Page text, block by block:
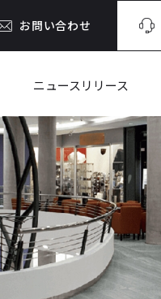
お問い合わせ
ニュースリリース